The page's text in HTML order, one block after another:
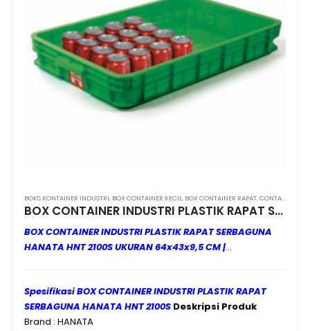
BOKS KONTAINER INDUSTRI, BOX CONTAINER KECIL, BOX CONTAINER RAPAT,CONTAINER BOX INDUSTRI MAMUJU
BOX CONTAINER INDUSTRI PLASTIK RAPAT SERBAGUNA HANATA HNT 2100S UKURAN 64x43x9,5 CM
BOX CONTAINER INDUSTRI PLASTIK RAPAT SERBAGUNA
HANATA HNT 2100S UKURAN 64x43x9,5 CM |
INDUSTRI PLASTIK RAPAT SERBAGUNA HANATA HNT
2100S UKURAN 64x43x9,5 CMmerupakan solusi
penyimpanan yang praktis, kuat, dan efisien untuk
Spesifikasi BOX CONTAINER INDUSTRI PLASTIK RAPAT
SERBAGUNA HANATA HNT 2100S Deskripsi Produk
Brand : HANATA